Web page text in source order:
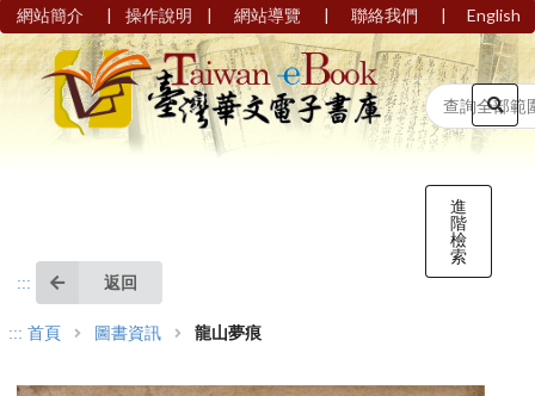
網站簡介 | 操作說明 | 網站導覽 | 聯絡我們 | English
進
階
檢
索
::: 返回
::: 首頁 圖書資訊 龍山夢痕